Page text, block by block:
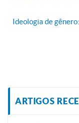
Ideologia de
ARTIGOS